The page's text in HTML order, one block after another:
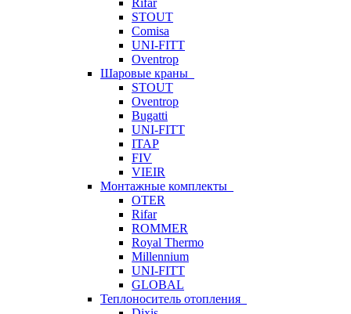
Rifar
STOUT
Comisa
UNI-FITT
Oventrop
Шаровые краны
STOUT
Oventrop
Bugatti
UNI-FITT
ITAP
FIV
VIEIR
Монтажные комплекты
OTER
Rifar
ROMMER
Royal Thermo
Millennium
UNI-FITT
GLOBAL
Теплоноситель отопления